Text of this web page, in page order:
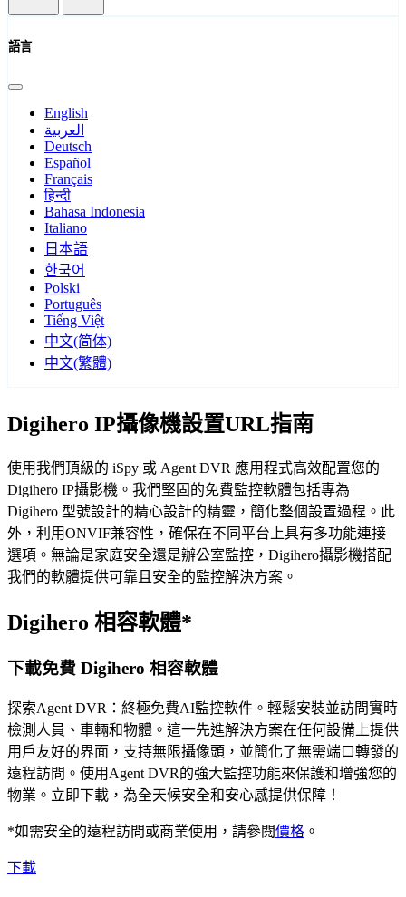
語言
English
العربية
Deutsch
Español
Français
हिन्दी
Bahasa Indonesia
Italiano
日本語
한국어
Polski
Português
Tiếng Việt
中文(简体)
中文(繁體)
Digihero IP攝像機設置URL指南
使用我們頂級的 iSpy 或 Agent DVR 應用程式高效配置您的
Digihero IP攝影機。我們堅固的免費監控軟體包括專為
Digihero 型號設計的精心設計的精靈，簡化整個設置過程。此
外，利用ONVIF兼容性，確保在不同平台上具有多功能連接
選項。無論是家庭安全還是辦公室監控，Digihero攝影機搭配
我們的軟體提供可靠且安全的監控解決方案。
Digihero 相容軟體*
下載免費 Digihero 相容軟體
探索Agent DVR：終極免費AI監控軟件。輕鬆安裝並訪問實時
檢測人員、車輛和物體。這一先進解決方案在任何設備上提供
用戶友好的界面，支持無限攝像頭，並簡化了無需端口轉發的
遠程訪問。使用Agent DVR的強大監控功能來保護和增強您的
物業。立即下載，為全天候安全和安心感提供保障！
*如需安全的遠程訪問或商業使用，請參閱價格 。
下載